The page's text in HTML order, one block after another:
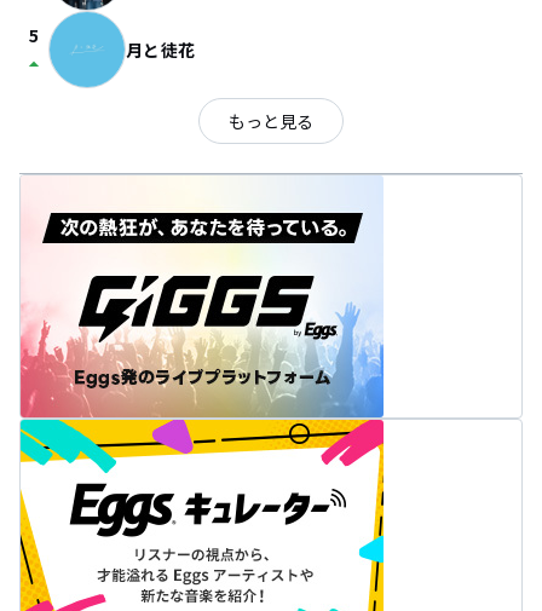
5
arrow_drop_up 月と徒花
もっと見る